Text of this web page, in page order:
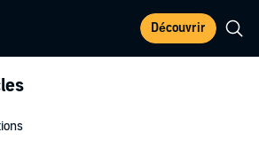
Découvrir